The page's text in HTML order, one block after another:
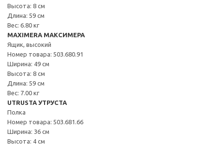
Высота: 8 см
Длина: 59 см
Вес: 6.80 кг
MAXIMERA МАКСИМЕРА
Ящик, высокий
Номер товара: 503.680.91
Ширина: 49 см
Высота: 8 см
Длина: 59 см
Вес: 7.00 кг
UTRUSTA УТРУСТА
Полка
Номер товара: 503.681.66
Ширина: 36 см
Высота: 4 см